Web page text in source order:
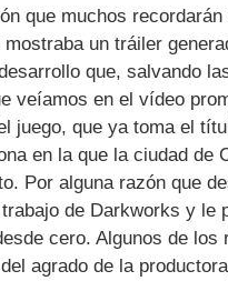
que muchos
un tráiler
que, salvando
veíamos en el vídeo
juego, que ya toma el
en la que la ciudad de
Por alguna razón que
de Darkworks y le
cero. Algunos de
agrado de la